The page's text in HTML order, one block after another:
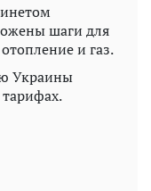
шаги для
и газ.
Украины